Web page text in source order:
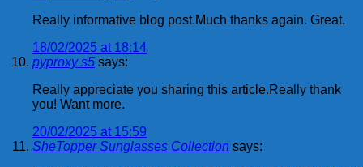
Really informative blog post.Much thanks again. Great.
18/02/2025 at 18:14
pyproxy s5 says:
Really appreciate you sharing this article.Really thank
you! Want more.
20/02/2025 at 15:59
SheTopper Sunglasses Collection says: